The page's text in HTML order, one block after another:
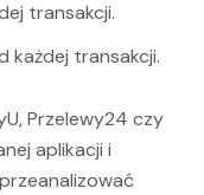
transakcji.
każdej transakcji.
Przelewy24 czy
aplikacji i